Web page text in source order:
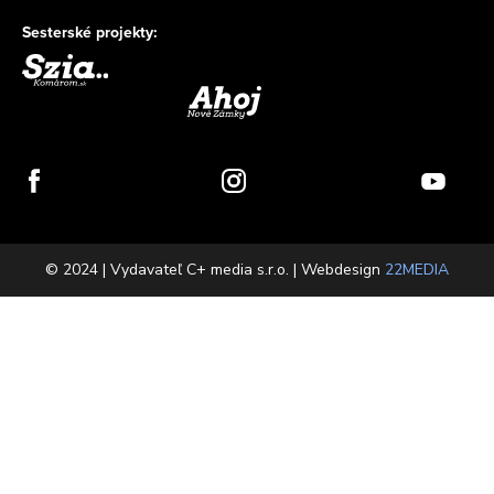
Sesterské projekty:
© 2024 | Vydavateľ C+ media s.r.o. | Webdesign 22MEDIA